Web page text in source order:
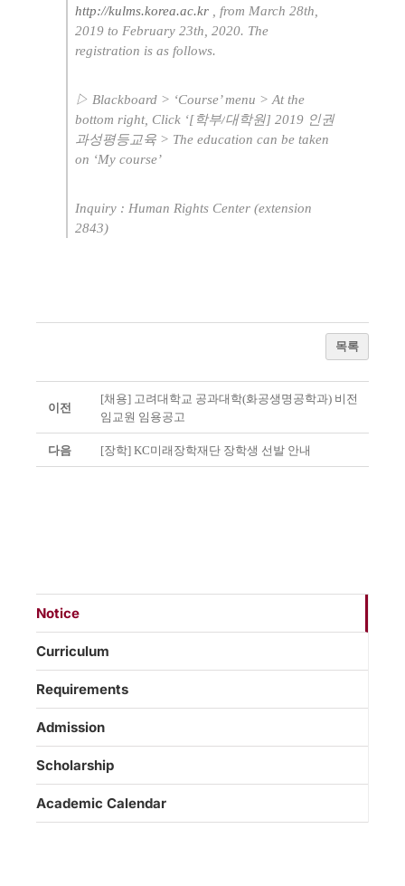
http://kulms.korea.ac.kr , from March 28th,
2019 to February 23th, 2020. The
registration is as follows.
▷ Blackboard > ‘Course’ menu > At the
bottom right, Click ‘[학부/대학원] 2019 인권
과성평등교육 > The education can be taken
on ‘My course’
Inquiry : Human Rights Center (extension
2843)
목록
이전
[채용] 고려대학교 공과대학(화공생명공학과) 비전
임교원 임용공고
다음 [장학] KC미래장학재단 장학생 선발 안내
Notice
Curriculum
Requirements
Admission
Scholarship
Academic Calendar